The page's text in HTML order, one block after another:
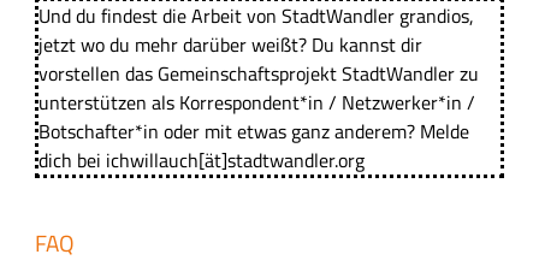
Und du findest die Arbeit von StadtWandler grandios,
jetzt wo du mehr darüber weißt? Du kannst dir
vorstellen das Gemeinschaftsprojekt StadtWandler zu
unterstützen als Korrespondent*in / Netzwerker*in /
Botschafter*in oder mit etwas ganz anderem? Melde
dich bei ichwillauch[ät]stadtwandler.org
FAQ